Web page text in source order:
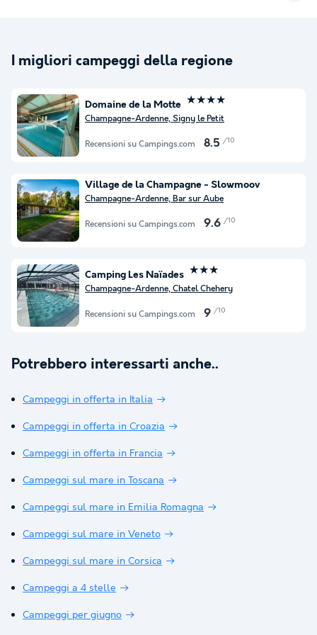
I migliori campeggi della regione
Domaine de la Motte ★★★★
Champagne-Ardenne, Signy le Petit
Recensioni su Campings.com 8.5 /10
Village de la Champagne - Slowmoov
Champagne-Ardenne, Bar sur Aube
Recensioni su Campings.com 9.6 /10
Camping Les Naïades ★★★
Champagne-Ardenne, Chatel Chehery
Recensioni su Campings.com 9 /10
Potrebbero interessarti anche..
Campeggi in offerta in Italia
Campeggi in offerta in Croazia
Campeggi in offerta in Francia
Campeggi sul mare in Toscana
Campeggi sul mare in Emilia Romagna
Campeggi sul mare in Veneto
Campeggi sul mare in Corsica
Campeggi a 4 stelle
Campeggi per giugno